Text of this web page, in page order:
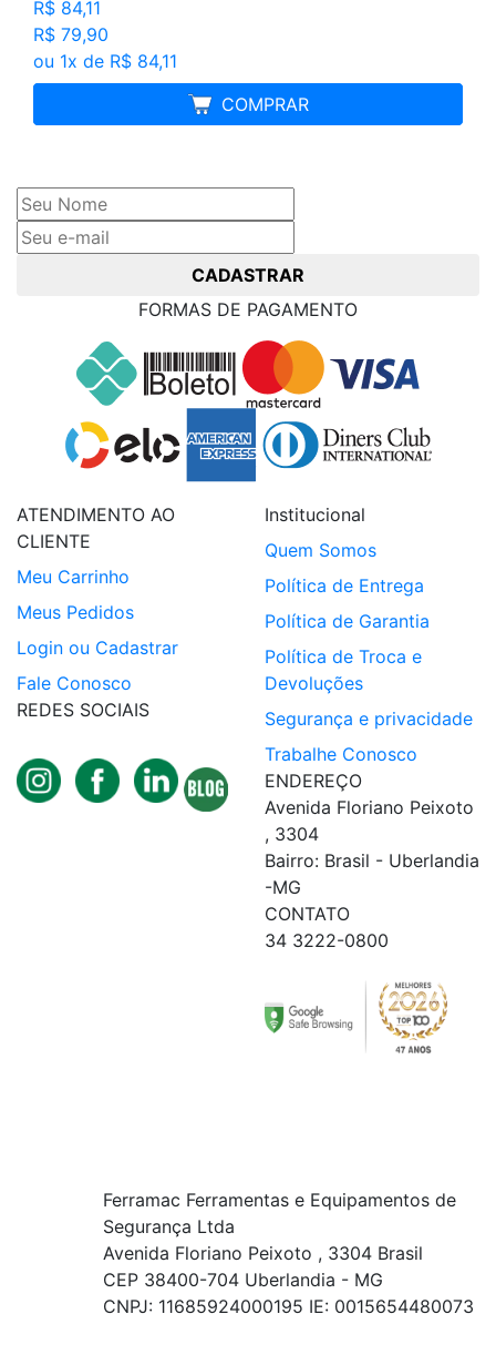
R$ 84,11
R$ 79,90
ou 1x de R$ 84,11
COMPRAR
MELHOR PREÇO
CADASTRAR
FORMAS DE PAGAMENTO
ATENDIMENTO AO
CLIENTE
Meu Carrinho
Meus Pedidos
Login ou Cadastrar
Fale Conosco
REDES SOCIAIS
Institucional
Quem Somos
Política de Entrega
Política de Garantia
Política de Troca e
Devoluções
Segurança e privacidade
Trabalhe Conosco
ENDEREÇO
Avenida Floriano Peixoto
, 3304
Bairro: Brasil - Uberlandia
-MG
CONTATO
34 3222-0800
Ferramac Ferramentas e Equipamentos de
Segurança Ltda
Avenida Floriano Peixoto , 3304 Brasil
CEP 38400-704 Uberlandia - MG
CNPJ: 11685924000195 IE: 0015654480073